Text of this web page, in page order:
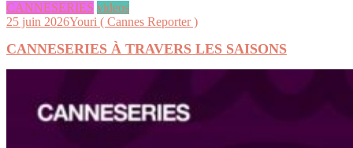
CANNESERIES videos
25 juin 2026Youri ( Cannes Reporter )
CANNESERIES À TRAVERS LES SAISONS